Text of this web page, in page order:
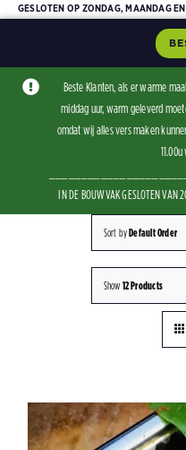
GESLOTEN OP ZONDAG, MAANDAG
Beste Klanten, als er warme
middag uur, warm geleverd
omdat wij alles vers maken
IN DE BOUWVAK GESLOTEN
Sort byDefault Order
Show12 Products